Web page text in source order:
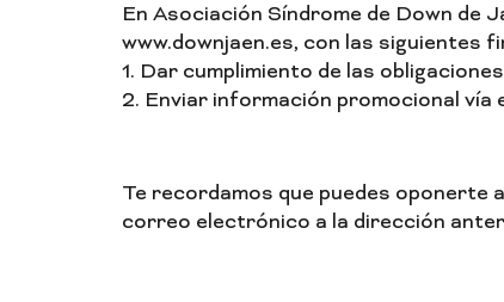
En Asociación Síndrome de Down
www.downjaen.es, con las siguientes
1. Dar cumplimiento de las
2. Enviar información promocional vía
Te recordamos que puedes oponerte
correo electrónico a la dirección